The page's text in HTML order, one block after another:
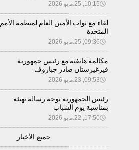
🕔10:15, 25.مايو 2026
لقاء مع نواب الأمين العام لمنظمة الأمم
المتحدة
🕔09:36, 25.مايو 2026
مكالمة هاتفية مع رئيس جمهورية
قيرغيزستان صادر جباروف
🕔09:53, 23.مايو 2026
رئيس الجمهورية يوجه رسالة تهنئة
بمناسبة يوم الشباب
🕔17:50, 22.مايو 2026
جميع الأخبار